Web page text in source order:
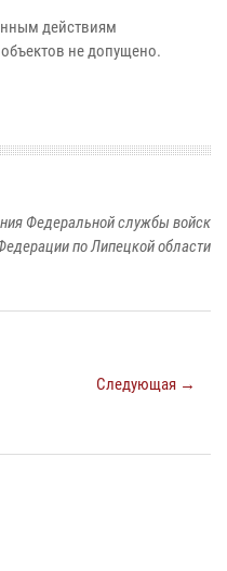
действиям
не допущено.
Федеральной службы войск
по Липецкой области
Следующая →